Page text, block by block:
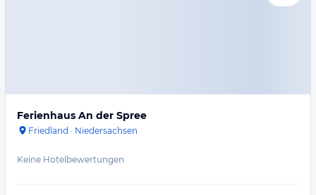
Ferienhaus An der Spree
Friedland · Niedersachsen
Keine Hotelbewertungen